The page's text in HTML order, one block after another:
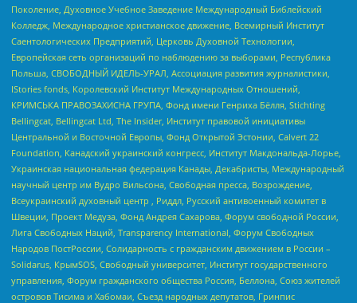
Поколение, Духовное Учебное Заведение Международный Библейский
Колледж, Международное христианское движение, Всемирный Институт
Саентологических Предприятий, Церковь Духовной Технологии,
Европейская сеть организаций по наблюдению за выборами, Республика
Польша, СВОБОДНЫЙ ИДЕЛЬ-УРАЛ, Ассоциация развития журналистики,
IStories fonds, Королевский Институт Международных Отношений,
КРИМСЬКА ПРАВОЗАХИСНА ГРУПА, Фонд имени Генриха Бёлля, Stichting
Bellingcat, Bellingcat Ltd, The Insider, Институт правовой инициативы
Центральной и Восточной Европы, Фонд Открытой Эстонии, Calvert 22
Foundation, Канадский украинский конгресс, Институт Макдональда-Лорье,
Украинская национальная федерация Канады, Декабристы, Международный
научный центр им Вудро Вильсона, Свободная пресса, Возрождение,
Всеукраинский духовный центр , Риддл, Русский антивоенный комитет в
Швеции, Проект Медуза, Фонд Андрея Сахарова, Форум свободной России,
Лига Свободных Наций, Transparеncy International, Форум Свободных
Народов ПостРоссии, Солидарность с гражданским движением в России –
Solidarus, КрымSOS, Свободный университет, Институт государственного
управления, Форум гражданского общества Россия, Беллона, Союз жителей
островов Тисима и Хабомаи, Съезд народных депутатов, Гринпис